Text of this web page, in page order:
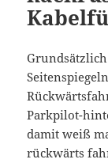
Parkpilot-
damit weiß
rückwärts